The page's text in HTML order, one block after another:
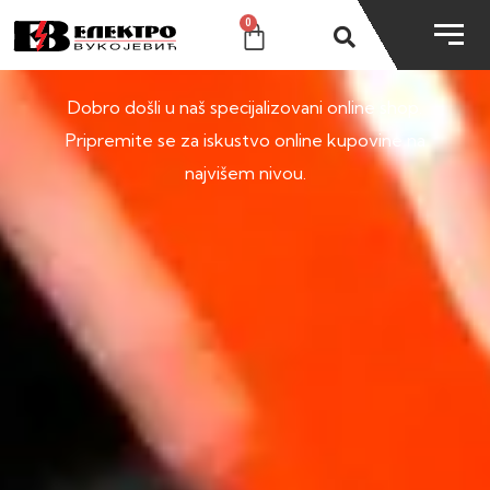
0
SHOP
Dobro došli u naš specijalizovani online shop.
Pripremite se za iskustvo online kupovine na
najvišem nivou.